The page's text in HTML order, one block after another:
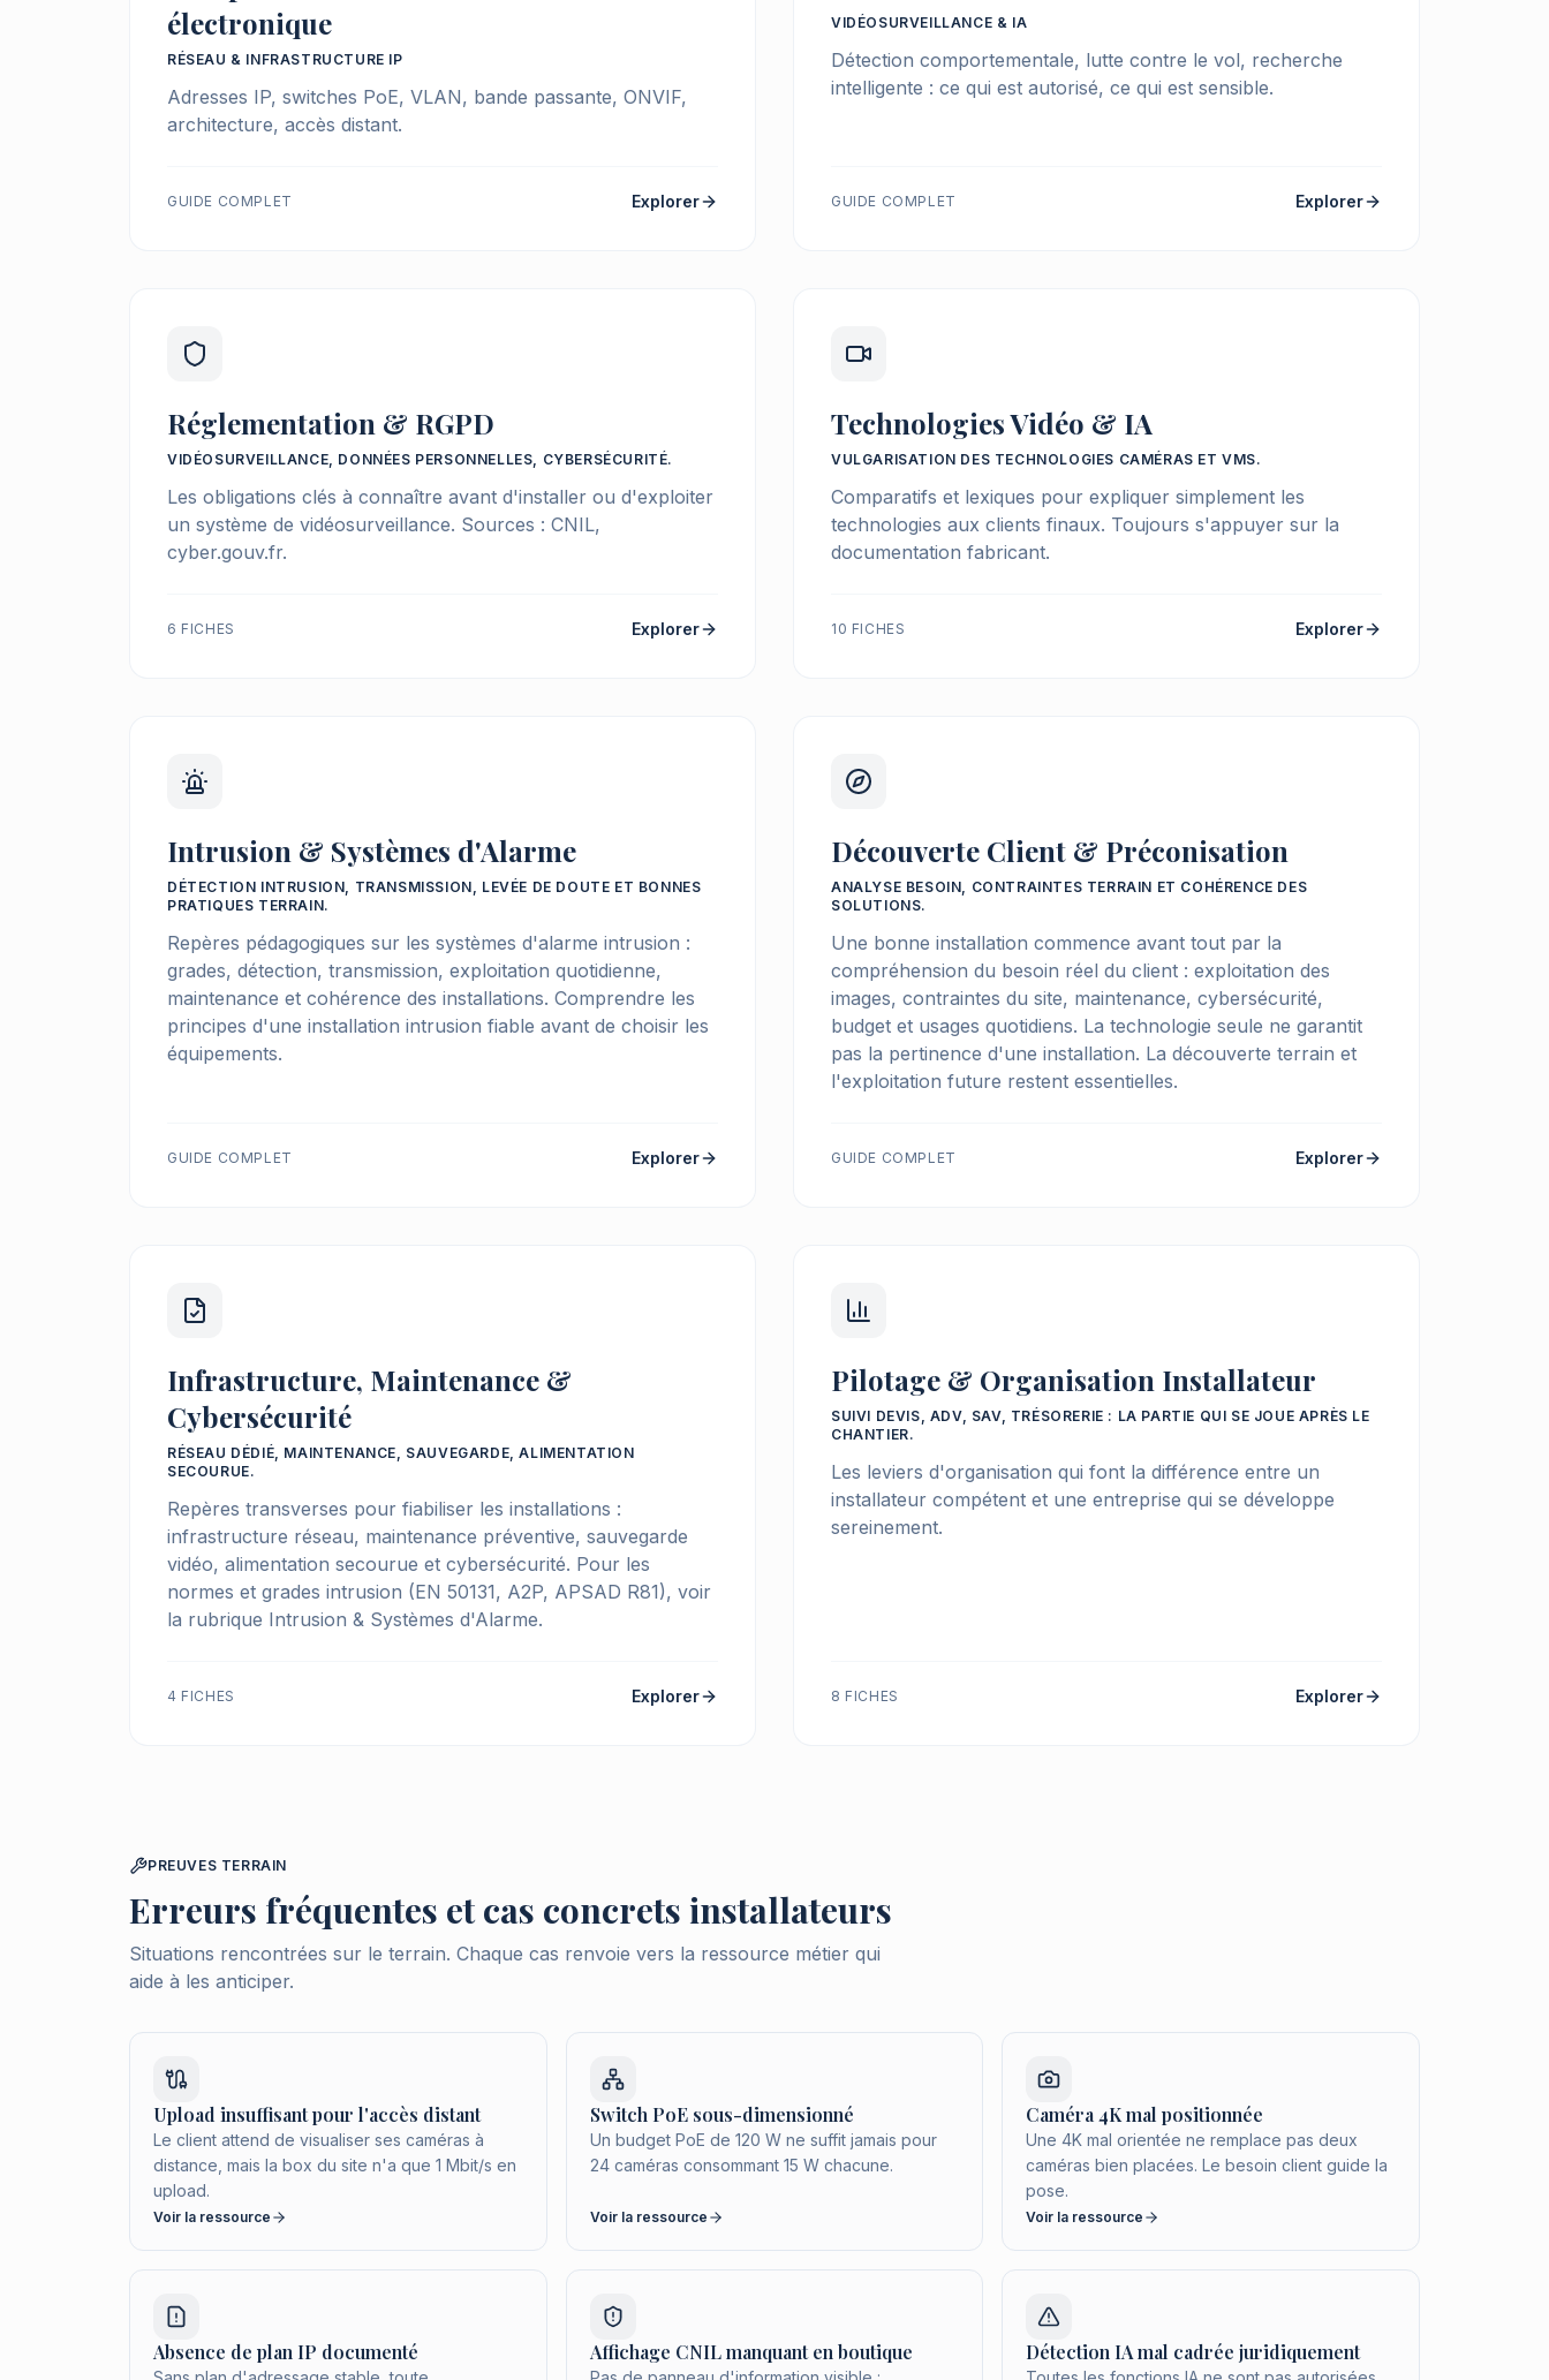
électronique
RÉSEAU & INFRASTRUCTURE IP
Adresses IP, switches PoE, VLAN, bande passante, ONVIF,
architecture, accès distant.
GUIDE COMPLET Explorer
VIDÉOSURVEILLANCE & IA
Détection comportementale, lutte contre le vol, recherche
intelligente : ce qui est autorisé, ce qui est sensible.
GUIDE COMPLET Explorer
Réglementation & RGPD
VIDÉOSURVEILLANCE, DONNÉES PERSONNELLES, CYBERSÉCURITÉ.
Les obligations clés à connaître avant d'installer ou d'exploiter
un système de vidéosurveillance. Sources : CNIL,
cyber.gouv.fr.
6 FICHES Explorer
Technologies Vidéo & IA
VULGARISATION DES TECHNOLOGIES CAMÉRAS ET VMS.
Comparatifs et lexiques pour expliquer simplement les
technologies aux clients finaux. Toujours s'appuyer sur la
documentation fabricant.
10 FICHES Explorer
Intrusion & Systèmes d'Alarme
DÉTECTION INTRUSION, TRANSMISSION, LEVÉE DE DOUTE ET BONNES
PRATIQUES TERRAIN.
Repères pédagogiques sur les systèmes d'alarme intrusion :
grades, détection, transmission, exploitation quotidienne,
maintenance et cohérence des installations. Comprendre les
principes d'une installation intrusion fiable avant de choisir les
équipements.
GUIDE COMPLET Explorer
Découverte Client & Préconisation
ANALYSE BESOIN, CONTRAINTES TERRAIN ET COHÉRENCE DES
SOLUTIONS.
Une bonne installation commence avant tout par la
compréhension du besoin réel du client : exploitation des
images, contraintes du site, maintenance, cybersécurité,
budget et usages quotidiens. La technologie seule ne garantit
pas la pertinence d'une installation. La découverte terrain et
l'exploitation future restent essentielles.
GUIDE COMPLET Explorer
Infrastructure, Maintenance &
Cybersécurité
RÉSEAU DÉDIÉ, MAINTENANCE, SAUVEGARDE, ALIMENTATION
SECOURUE.
Repères transverses pour fiabiliser les installations :
infrastructure réseau, maintenance préventive, sauvegarde
vidéo, alimentation secourue et cybersécurité. Pour les
normes et grades intrusion (EN 50131, A2P, APSAD R81), voir
la rubrique Intrusion & Systèmes d'Alarme.
4 FICHES Explorer
Pilotage & Organisation Installateur
SUIVI DEVIS, ADV, SAV, TRÉSORERIE : LA PARTIE QUI SE JOUE APRÈS LE
CHANTIER.
Les leviers d'organisation qui font la différence entre un
installateur compétent et une entreprise qui se développe
sereinement.
8 FICHES Explorer
PREUVES TERRAIN
Erreurs fréquentes et cas concrets installateurs
Situations rencontrées sur le terrain. Chaque cas renvoie vers la ressource métier qui
aide à les anticiper.
Upload insuffisant pour l'accès distant
Le client attend de visualiser ses caméras à
distance, mais la box du site n'a que 1 Mbit/s en
upload.
Voir la ressource
Switch PoE sous-dimensionné
Un budget PoE de 120 W ne suffit jamais pour
24 caméras consommant 15 W chacune.
Voir la ressource
Caméra 4K mal positionnée
Une 4K mal orientée ne remplace pas deux
caméras bien placées. Le besoin client guide la
pose.
Voir la ressource
Absence de plan IP documenté Affichage CNIL manquant en boutique Détection IA mal cadrée juridiquement